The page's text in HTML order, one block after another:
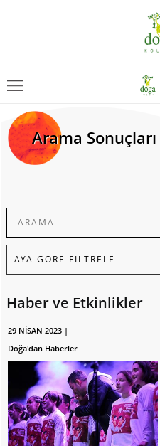
Arama Sonuçları
Haber ve Etkinlikler
29 NİSAN 2023 |
Doğa'dan Haberler